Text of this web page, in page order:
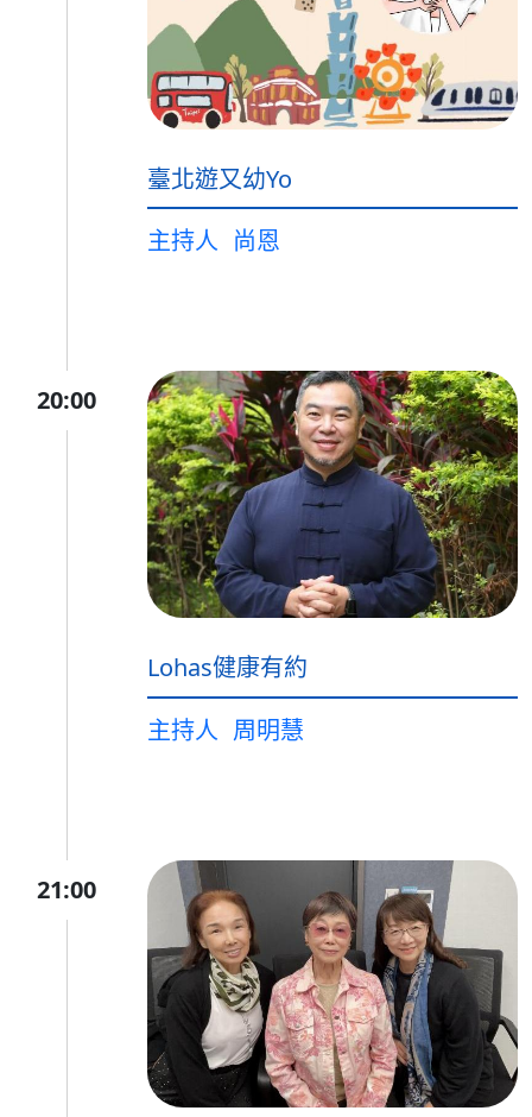
臺北遊又幼Yo
主持人 尚恩
20:00
Lohas健康有約
主持人 周明慧
21:00